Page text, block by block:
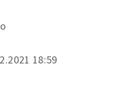
2021 18:59